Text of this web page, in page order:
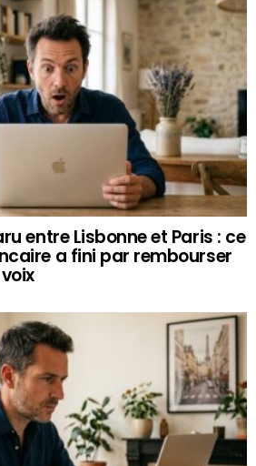
entre Lisbonne et Paris : ce
a fini par rembourser